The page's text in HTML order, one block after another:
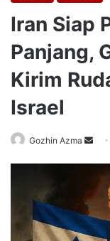
Iran Siap
Panjang,
Kirim
Israel
Gozhin Azma
email